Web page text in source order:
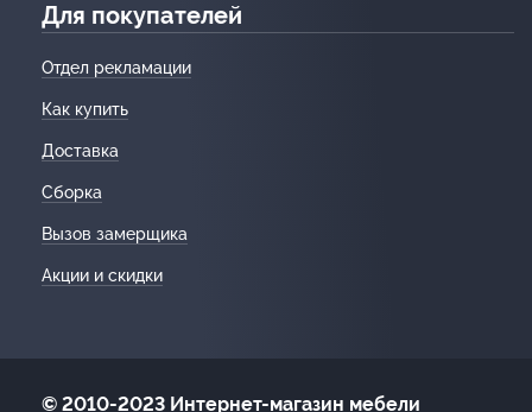
Для покупателей
Отдел рекламации
Как купить
Доставка
Сборка
Вызов замерщика
Акции и скидки
© 2010-2023 Интернет-магазин мебели